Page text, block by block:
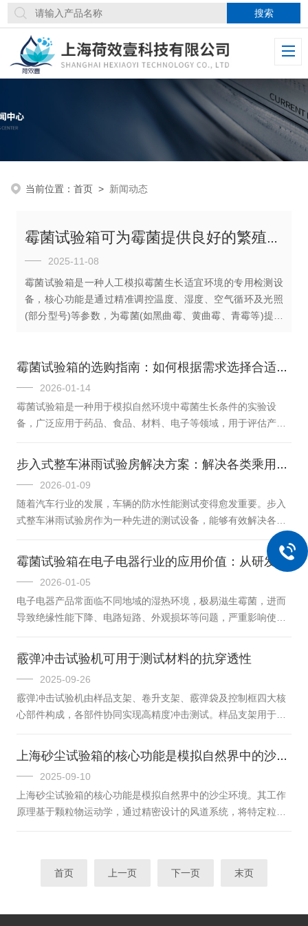
当前位置：首页 > 新闻动态
霉菌试验箱可为霉菌提供良好的繁殖条件
2025-11-08
霉菌试验箱是一种人工模拟霉菌生长适宜环境的专用检测设
备，核心功能是通过精准调控温度、湿度、空气循环及光照
(部分型号)等参数，为霉菌(如黑曲霉、黄曲霉、青霉等)提供
霉菌试验箱的选购指南：如何根据需求选择合适的设备
2026-01-14
霉菌试验箱是一种用于模拟自然环境中霉菌生长条件的实验设
备，广泛应用于药品、食品、材料、电子等领域，用于评估产品
要综合考虑试验需求、设备性能、箱体结构和安全保障等多个方
面。一、试验需求(一)容积大小根据试验样品的数量和大小选择
合适的容积。小型实验室或样品量较少时，100-300L的容积通常
足够；而大型实验室或有大量样品测试需求时，可能需要500L甚
至1000L及以上的设备。(二)温度与湿度范围霉菌试验箱的温度范
步入式整车淋雨试验房解决方案：解决各类乘用车、商用车防水测试难题
2026-01-09
随着汽车行业的发展，车辆的防水性能测试变得愈发重要。步入
式整车淋雨试验房作为一种先进的测试设备，能够有效解决各类
乘用车、商用车防水测试的难题，为汽车制造和质量检测提供有
力支持。核心功能与设计逻辑步入式整车淋雨试验房的核心功能
是模拟不同强度与方向的降雨，以检测车辆在真实雨天环境中的
表现。其设计围绕“全覆盖、高还原、可控制”展开。试验房采用
封闭式结构，内部空间足够容纳整车，并配备多组喷淋装置。这
些喷淋装置的布局经过科学计算，能够确保雨水均匀覆盖车辆表
霉菌试验箱在电子电器行业的应用价值：从研发到质检的全流程质量管控方案
2026-01-05
电子电器产品常面临不同地域的湿热环境，极易滋生霉菌，进而
导致绝缘性能下降、电路短路、外观损坏等问题，严重影响使用
备，贯穿产品研发至质检全流程，为行业质量管控提供了技术支
撑，其应用价值愈发凸显。在研发阶段，霉菌试验箱是产品可靠
性设计的重要助力。电子电器产品的核心部件如电路板、绝缘材
料、外壳塑料等，在研发初期需经过严格的环境适应性验证。研
发人员借助霉菌试验箱，可快速模拟不同温湿度、霉菌浓度下的
霰弹冲击试验机可用于测试材料的抗穿透性
2025-09-26
霰弹冲击试验机由样品支架、卷升支架、霰弹袋及控制框四大核
心部件构成，各部件协同实现高精度冲击测试。样品支架用于固
部位采用邵尔A50硬度橡胶垫衬，压缩厚度为原厚度的
10%-15%，确保试样夹紧力均匀且避免滑动。支架需靠墙安装，
背面加支撑装置，防止冲击时框架变形或位移。卷升支架安装在
样品支架对面，相距约2.5米，通过钢丝绳牵引霰弹袋。配备减速
电机和电磁离合器，实现霰弹袋的电动扬起与释放，扬起高度可
上海砂尘试验箱的核心功能是模拟自然界中的沙尘环境
2025-09-10
上海砂尘试验箱的核心功能是模拟自然界中的沙尘环境。其工作
原理基于颗粒物运动学，通过精密设计的风道系统，将特定粒度
不仅关注粉尘的覆盖，更注重颗粒物的撞击、磨损等物理作用，
首页 上一页 下一页 末页